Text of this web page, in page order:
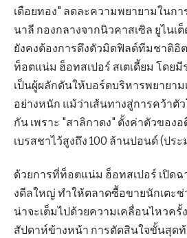
เดือยทอง" ลดละความพยายามในก
นาลี กองกลางจากนิวคาสเซิล ยูไนเ
ยังคงต้องการดึงตัวมิดฟิลด์ทีมชาติอิ
ท็อตแน่ม ฮ็อทสเปอร์ สเตเดี้ยม โดย
เป็นผู้ผลักดันให้บอร์ดบริหารพยายา
อย่างหนัก แม้ว่าเส้นทางสู่การคว้าตั
กัน เพราะ "สาลิกาดง" ตั้งค่าตัวของ
เบรสชาไว้สูงถึง 100 ล้านปอนด์ (ปร
ด้วยการที่ท็อตแน่ม ฮ็อทสเปอร์ เปิด
งดีลใหญ่ ทำให้ตลาดซื้อขายนักเตะช่
น่าจะเต็มไปด้วยความเคลื่อนไหวค
สัปดาห์ข้างหน้า การตัดสินใจขั้นสุดท้